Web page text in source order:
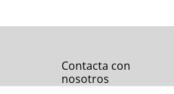
Contacta con
nosotros